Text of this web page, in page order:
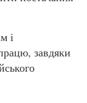
і
завдяки